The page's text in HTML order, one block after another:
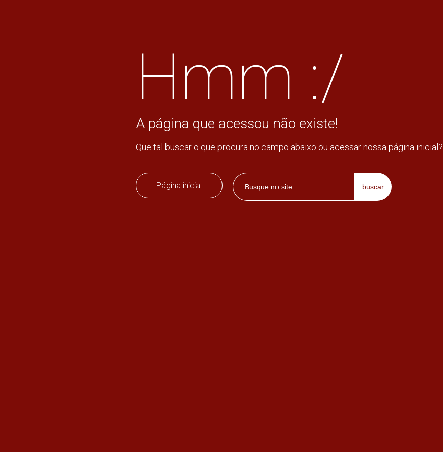
Hmm :/
A página que acessou não existe!
Que tal buscar o que procura no campo abaixo ou acessar nossa página inicial?
Página inicial